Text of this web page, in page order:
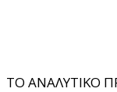
ΤΟ ΑΝΑΛΥΤΙΚΟ